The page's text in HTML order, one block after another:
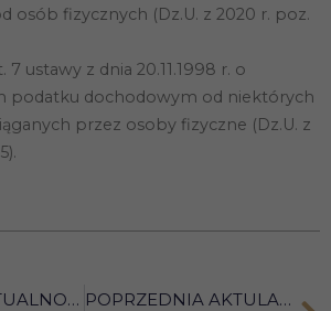
osób fizycznych (Dz.U. z 2020 r. poz.
7 ustawy z dnia 20.11.1998 r. o
podatku dochodowym od niektórych
przez osoby fizyczne (Dz.U. z
NASTĘPNA AKTUALNOŚĆ POPRZEDNIA AKTULANOŚĆ
Doświadczenie
internetowa
działała jak
najlepiej
podczas